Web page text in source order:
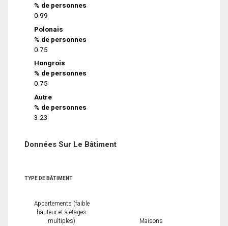
% de personnes
0.99
Polonais
% de personnes
0.75
Hongrois
% de personnes
0.75
Autre
% de personnes
3.23
Données Sur Le Bâtiment
TYPE DE BÂTIMENT
Appartements (faible
hauteur et à étages
multiples)
Maisons